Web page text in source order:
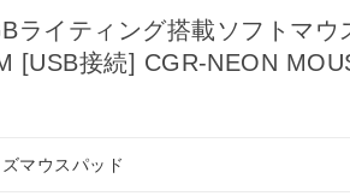
ライティング搭載ソフトマウ
[USB接続] CGR-NEON
マウスパッド